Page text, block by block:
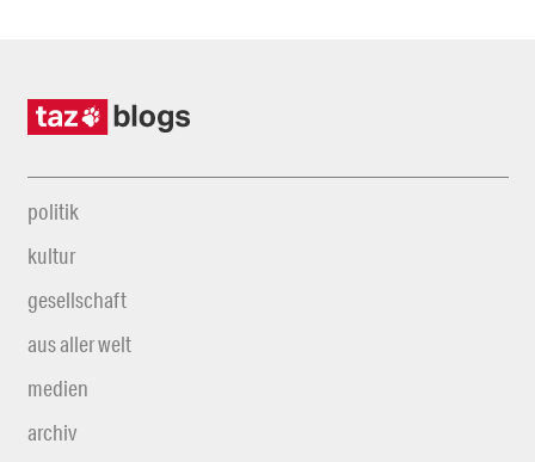
politik
kultur
gesellschaft
aus aller welt
medien
archiv